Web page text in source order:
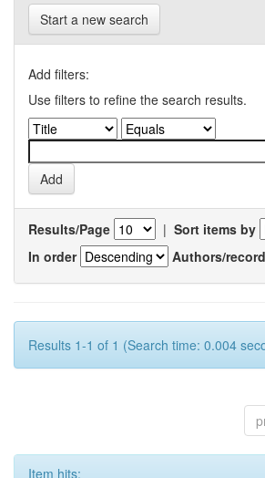
Start a new search
Add filters:
Use filters to refine the search results.
Results/Page | Sort items by
In order
Authors/record
Results 1-1 of 1 (Search time: 0.004
Item hits: